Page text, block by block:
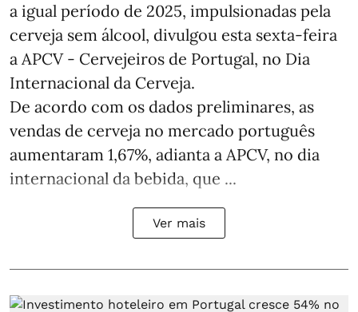
a igual período de 2025, impulsionadas pela
cerveja sem álcool, divulgou esta sexta-feira
a APCV - Cervejeiros de Portugal, no Dia
Internacional da Cerveja.
De acordo com os dados preliminares, as
vendas de cerveja no mercado português
aumentaram 1,67%, adianta a APCV, no dia
internacional da bebida, que ...
Ver mais